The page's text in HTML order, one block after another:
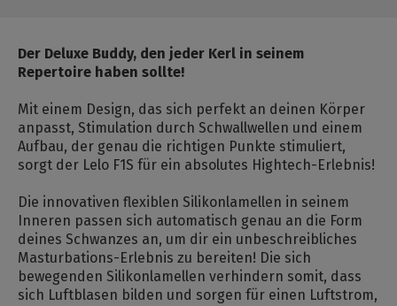
Der Deluxe Buddy, den jeder Kerl in seinem
Repertoire haben sollte!
Mit einem Design, das sich perfekt an deinen Körper
anpasst, Stimulation durch Schwallwellen und einem
Aufbau, der genau die richtigen Punkte stimuliert,
sorgt der Lelo F1S für ein absolutes Hightech-Erlebnis!
Die innovativen flexiblen Silikonlamellen in seinem
Inneren passen sich automatisch genau an die Form
deines Schwanzes an, um dir ein unbeschreibliches
Masturbations-Erlebnis zu bereiten! Die sich
bewegenden Silikonlamellen verhindern somit, dass
sich Luftblasen bilden und sorgen für einen Luftstrom,